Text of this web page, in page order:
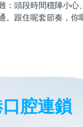
頭段時間穩陣小心
跟住呢套節奏，你
腔連鎖